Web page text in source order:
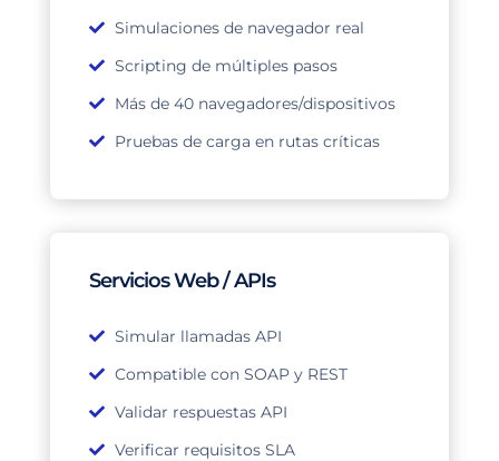
Simulaciones de navegador real
Scripting de múltiples pasos
Más de 40 navegadores/dispositivos
Pruebas de carga en rutas críticas
Servicios Web / APIs
Simular llamadas API
Compatible con SOAP y REST
Validar respuestas API
Verificar requisitos SLA